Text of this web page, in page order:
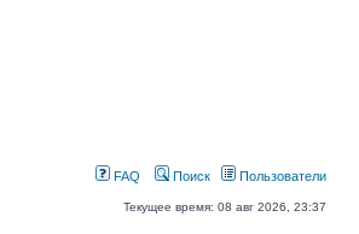
FAQ Поиск Пользователи
Текущее время: 08 авг 2026, 23:37